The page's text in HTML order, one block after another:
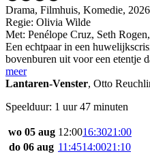
Drama, Filmhuis, Komedie, 2026
Regie: Olivia Wilde
Met: Penélope Cruz, Seth Rogen,
Een echtpaar in een
bovenburen uit voor een etentje
meer
Lantaren-Venster, Otto
Speelduur: 1 uur 47 minuten
wo 05 aug 12:0016:3021:00
do 06 aug 11:4514:0021:10